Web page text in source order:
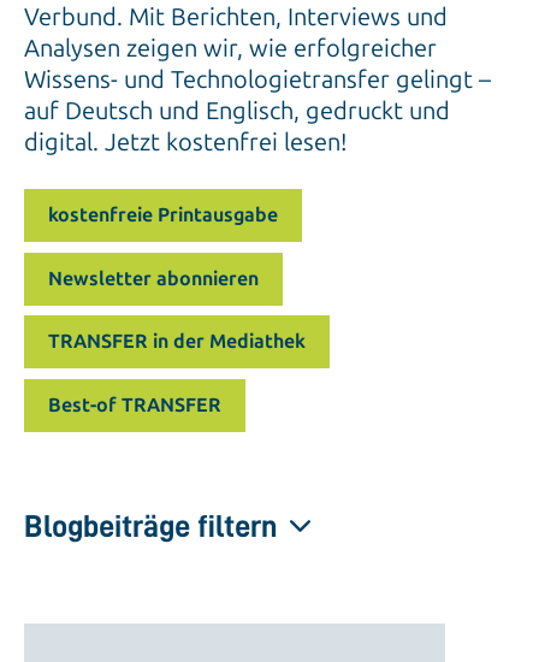
Verbund. Mit Berichten, Interviews und
Analysen zeigen wir, wie erfolgreicher
Wissens- und Technologietransfer gelingt –
auf Deutsch und Englisch, gedruckt und
digital. Jetzt kostenfrei lesen!
kostenfreie Printausgabe
Newsletter abonnieren
TRANSFER in der Mediathek
Best-of TRANSFER
Blogbeiträge filtern